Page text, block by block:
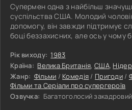
Супермен одна з найбільш
суспільства США. Молодий
допомогу, він завжди підтримує
боці беззахисних, але ось у чому
завгодно, тільки б цього
а ще краще, знищили. Одним із
оператор комп'ютера, він
нікому не потрібним, і все це, як
криптонця.
Рік виходу: 1983
Країна: Велика Британія,США,
Жанр: Фільми / Комедія / Пригоди /
Фільми та Серіали про супергероїв
Озвучка: Багатоголосий